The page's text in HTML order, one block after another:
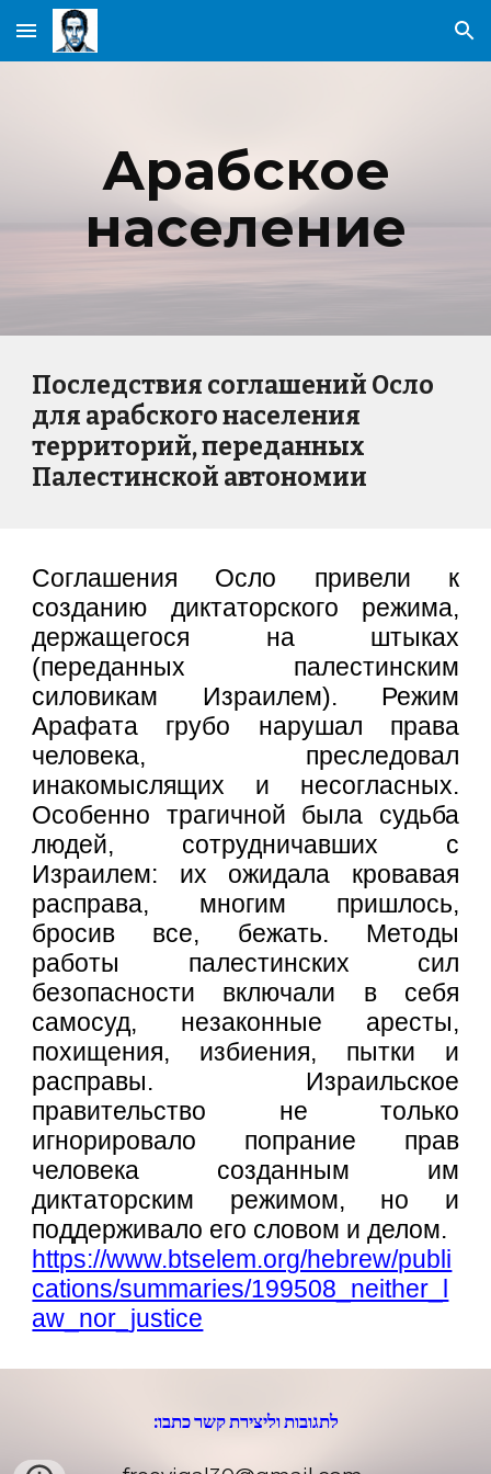
Skip to main content Skip to navigation
Арабское
население
Последствия соглашений Осло
для арабского населения
территорий, переданных
Палестинской автономии
Соглашения Осло привели к
созданию диктаторского режима,
держащегося на штыках
(переданных палестинским
силовикам Израилем). Режим
Арафата грубо нарушал права
человека, преследовал
инакомыслящих и несогласных.
Особенно трагичной была судьба
людей, сотрудничавших с
Израилем: их ожидала кровавая
расправа, многим пришлось,
бросив все, бежать. Методы
работы палестинских сил
безопасности включали в себя
самосуд, незаконные аресты,
похищения, избиения, пытки и
расправы. Израильское
правительство не только
игнорировало попрание прав
человека созданным им
диктаторским режимом, но и
поддерживало его словом и делом.
https://www.btselem.org/hebrew/publi
cations/summaries/199508_neither_l
aw_nor_justice
לתגובות וליצירת קשר כתבו: